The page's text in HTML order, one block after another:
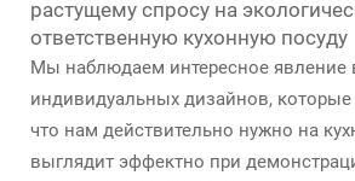
растущему спросу на
ответственную кухонную посуду
Мы наблюдаем интересное явление
индивидуальных дизайнов,
что нам действительно нужно на
выглядит эффектно при